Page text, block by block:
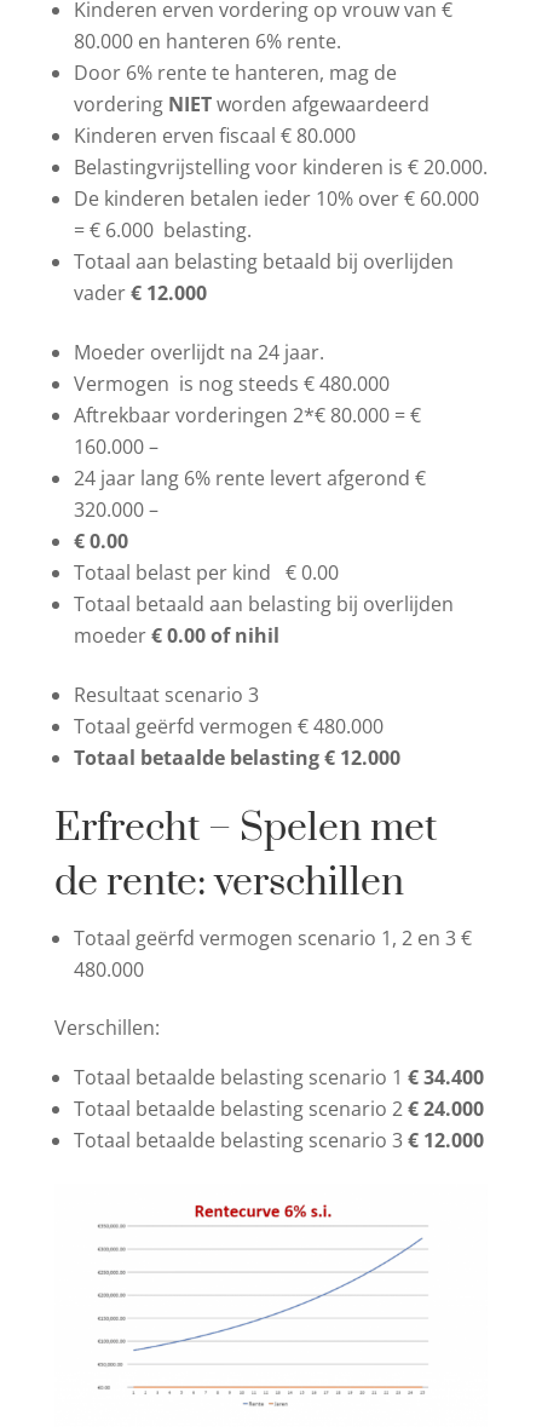
Kinderen erven vordering op vrouw van €
80.000 en hanteren 6% rente.
Door 6% rente te hanteren, mag de
vordering NIETworden afgewaardeerd
Kinderen erven fiscaal € 80.000
Belastingvrijstelling voor kinderen is € 20.000.
De kinderen betalen ieder 10% over € 60.000
= € 6.000 belasting.
Totaal aan belasting betaald bij overlijden
vader€ 12.000
Moeder overlijdt na 24 jaar.
Vermogen is nog steeds € 480.000
Aftrekbaar vorderingen 2*€ 80.000 = €
160.000 –
24 jaar lang 6% rente levert afgerond €
320.000 –
€ 0.00
Totaal belast per kind € 0.00
Totaal betaald aan belasting bij overlijden
moeder€ 0.00 of nihil
Resultaat scenario 3
Totaal geërfd vermogen € 480.000
Totaal betaalde belasting € 12.000
Erfrecht – Spelen met
de rente: verschillen
Totaal geërfd vermogen scenario 1, 2 en 3 €
480.000
Verschillen:
Totaal betaalde belasting scenario 1 € 34.400
Totaal betaalde belasting scenario 2€ 24.000
Totaal betaalde belasting scenario 3€ 12.000